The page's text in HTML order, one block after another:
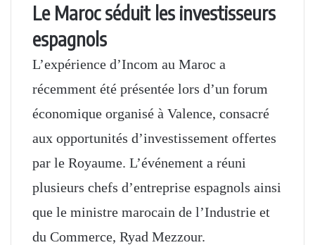
Le Maroc séduit les investisseurs
espagnols
L’expérience d’Incom au Maroc a
récemment été présentée lors d’un forum
économique organisé à Valence, consacré
aux opportunités d’investissement offertes
par le Royaume. L’événement a réuni
plusieurs chefs d’entreprise espagnols ainsi
que le ministre marocain de l’Industrie et
du Commerce, Ryad Mezzour.